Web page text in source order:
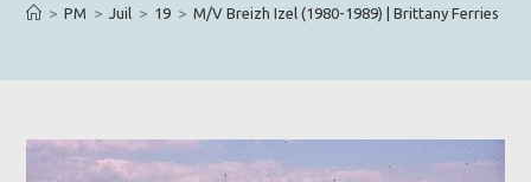
> PM > Juil > 19 > M/V Breizh Izel (1980-1989) | Brittany Ferries